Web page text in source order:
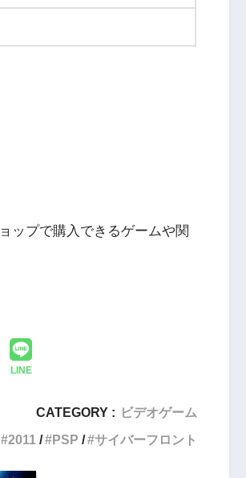
ップで購入できるゲームや関
LINE
CATEGORY : ビデオゲーム
2011 PSP サイバーフロント
Nintendo Switch版『タベオウジ
ャ』料理とバトルの融合が魅力の